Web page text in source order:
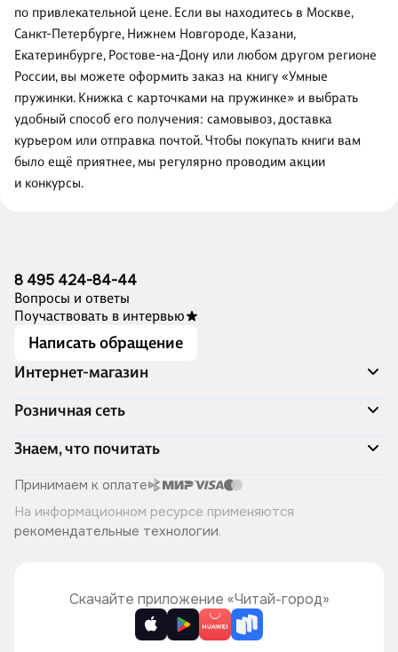
по привлекательной цене. Если вы находитесь в Москве,
Санкт-Петербурге, Нижнем Новгороде, Казани,
Екатеринбурге, Ростове-на-Дону или любом другом регионе
России, вы можете оформить заказ на книгу «Умные
пружинки. Книжка с карточками на пружинке» и выбрать
удобный способ его получения: самовывоз, доставка
курьером или отправка почтой. Чтобы покупать книги вам
было ещё приятнее, мы регулярно проводим акции
и конкурсы.
8 495 424-84-44
Вопросы и ответы
Поучаствовать в интервью
Написать обращение
Интернет-магазин
Акции
Доставка и оплата
Программа лояльности
Подарочные сертификаты
Правила продажи
Политика конфиденциальности
Розничная сеть
Адреса магазинов
Книжный Дозор
О компании
Читай-город для бизнеса
Хотите у нас работать?
Знаем, что почитать
Скоро в продаже
Лучшие из лучших
Читай-журнал
Принимаем к оплате
На информационном ресурсе применяются
рекомендательные технологии.
Скачайте приложение «Читай-город»